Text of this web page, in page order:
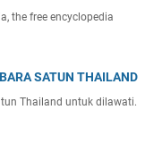
the free encyclopedia
SATUN THAILAND
Thailand untuk dilawati.